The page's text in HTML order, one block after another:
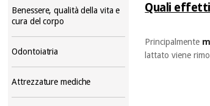
Benessere, qualità della vita e
cura del corpo
Odontoiatria
Attrezzature mediche
Quali effetti
Principalmente
lattato viene